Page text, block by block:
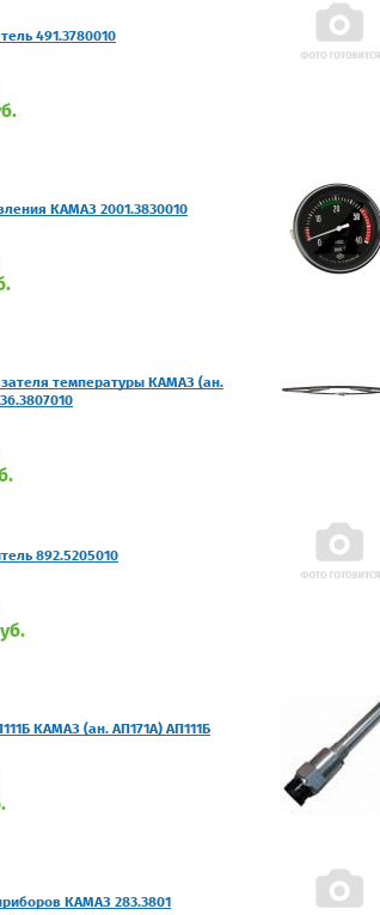
491.3780010
КАМАЗ 2001.3830010
температуры КАМАЗ (ан.
892.5205010
КАМАЗ (ан. АП171А) АП111Б
КАМАЗ 283.3801